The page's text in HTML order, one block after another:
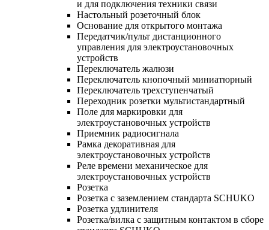
и для подключения техники связи
Настольный розеточный блок
Основание для открытого монтажа
Передатчик/пульт дистанционного
управления для электроустановочных
устройств
Переключатель жалюзи
Переключатель кнопочный миниатюрный
Переключатель трехступенчатый
Переходник розетки мультистандартный
Поле для маркировки для
электроустановочных устройств
Приемник радиосигнала
Рамка декоративная для
электроустановочных устройств
Реле времени механическое для
электроустановочных устройств
Розетка
Розетка с заземлением стандарта SCHUKO
Розетка удлинителя
Розетка/вилка с защитным контактом в сборе